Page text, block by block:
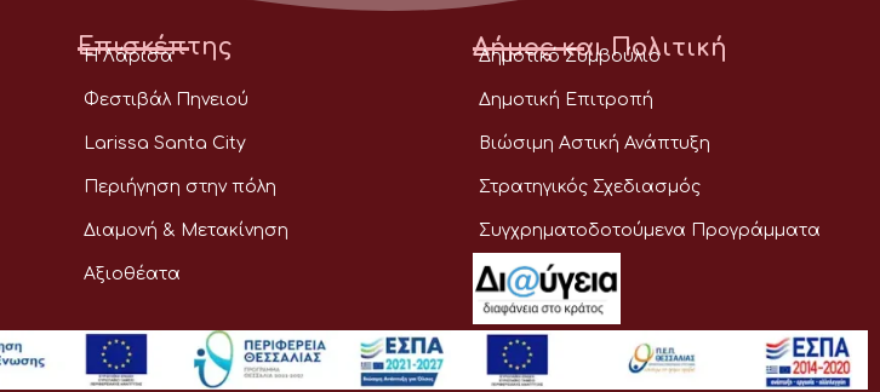
Επισκέπτης
Η Λάρισα
Φεστιβάλ Πηνειού
Larissa Santa City
Περιήγηση στην πόλη
Διαμονή & Μετακίνηση
Αξιοθέατα
Δήμος και Πολιτική
Δημοτικό Συμβούλιο
Δημοτική Επιτροπή
Βιώσιμη Αστική Ανάπτυξη
Στρατηγικός Σχεδιασμός
Συγχρηματοδοτούμενα Προγράμματα